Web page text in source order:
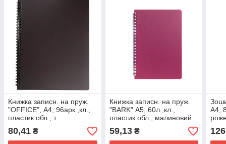
Книжка записн. на пруж.
"OFFICE", А4, 96арк.,кл.,
пластик.обл., т.
80,41 ₴
Книжка записн. на пруж.
"BARK" А5, 60л.,кл.,
пластик.обл., малиновий
59,13₴
А4,